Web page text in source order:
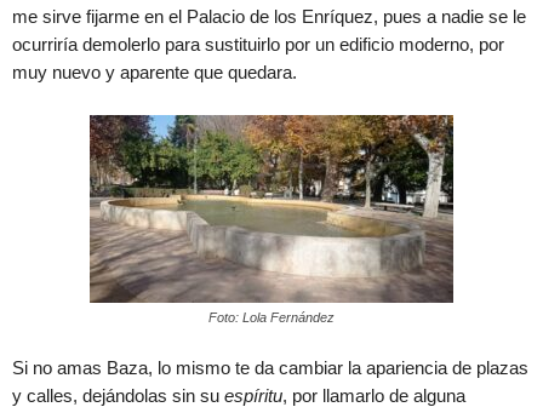
me sirve fijarme en el Palacio de los Enríquez, pues a nadie se le
ocurriría demolerlo para sustituirlo por un edificio moderno, por
muy nuevo y aparente que quedara.
Foto: Lola Fernández
Si no amas Baza, lo mismo te da cambiar la apariencia de plazas
y calles, dejándolas sin su espíritu, por llamarlo de alguna